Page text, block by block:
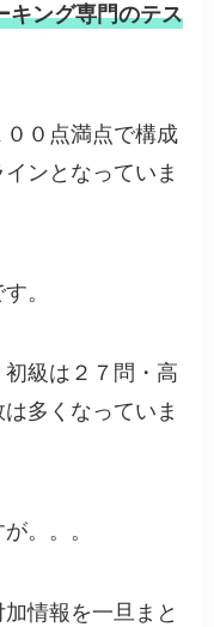
キング専門のテス
０点満点で構成
ンとなっていま
。
級は２７問・高
多くなっていま
。。。
情報を一旦まと